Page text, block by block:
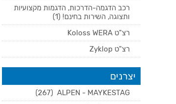
רכב הדגמה-הדרכות, הדגמות מקצועיות
ותצוגה, השירות בחינם! (1)
רצ"ט Koloss WERA
רצ"ט Zyklop
יצרנים
ALPEN - MAYKESTAG
(267)